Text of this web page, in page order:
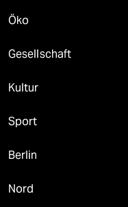
Öko
Gesellschaft
Kultur
Sport
Berlin
Nord